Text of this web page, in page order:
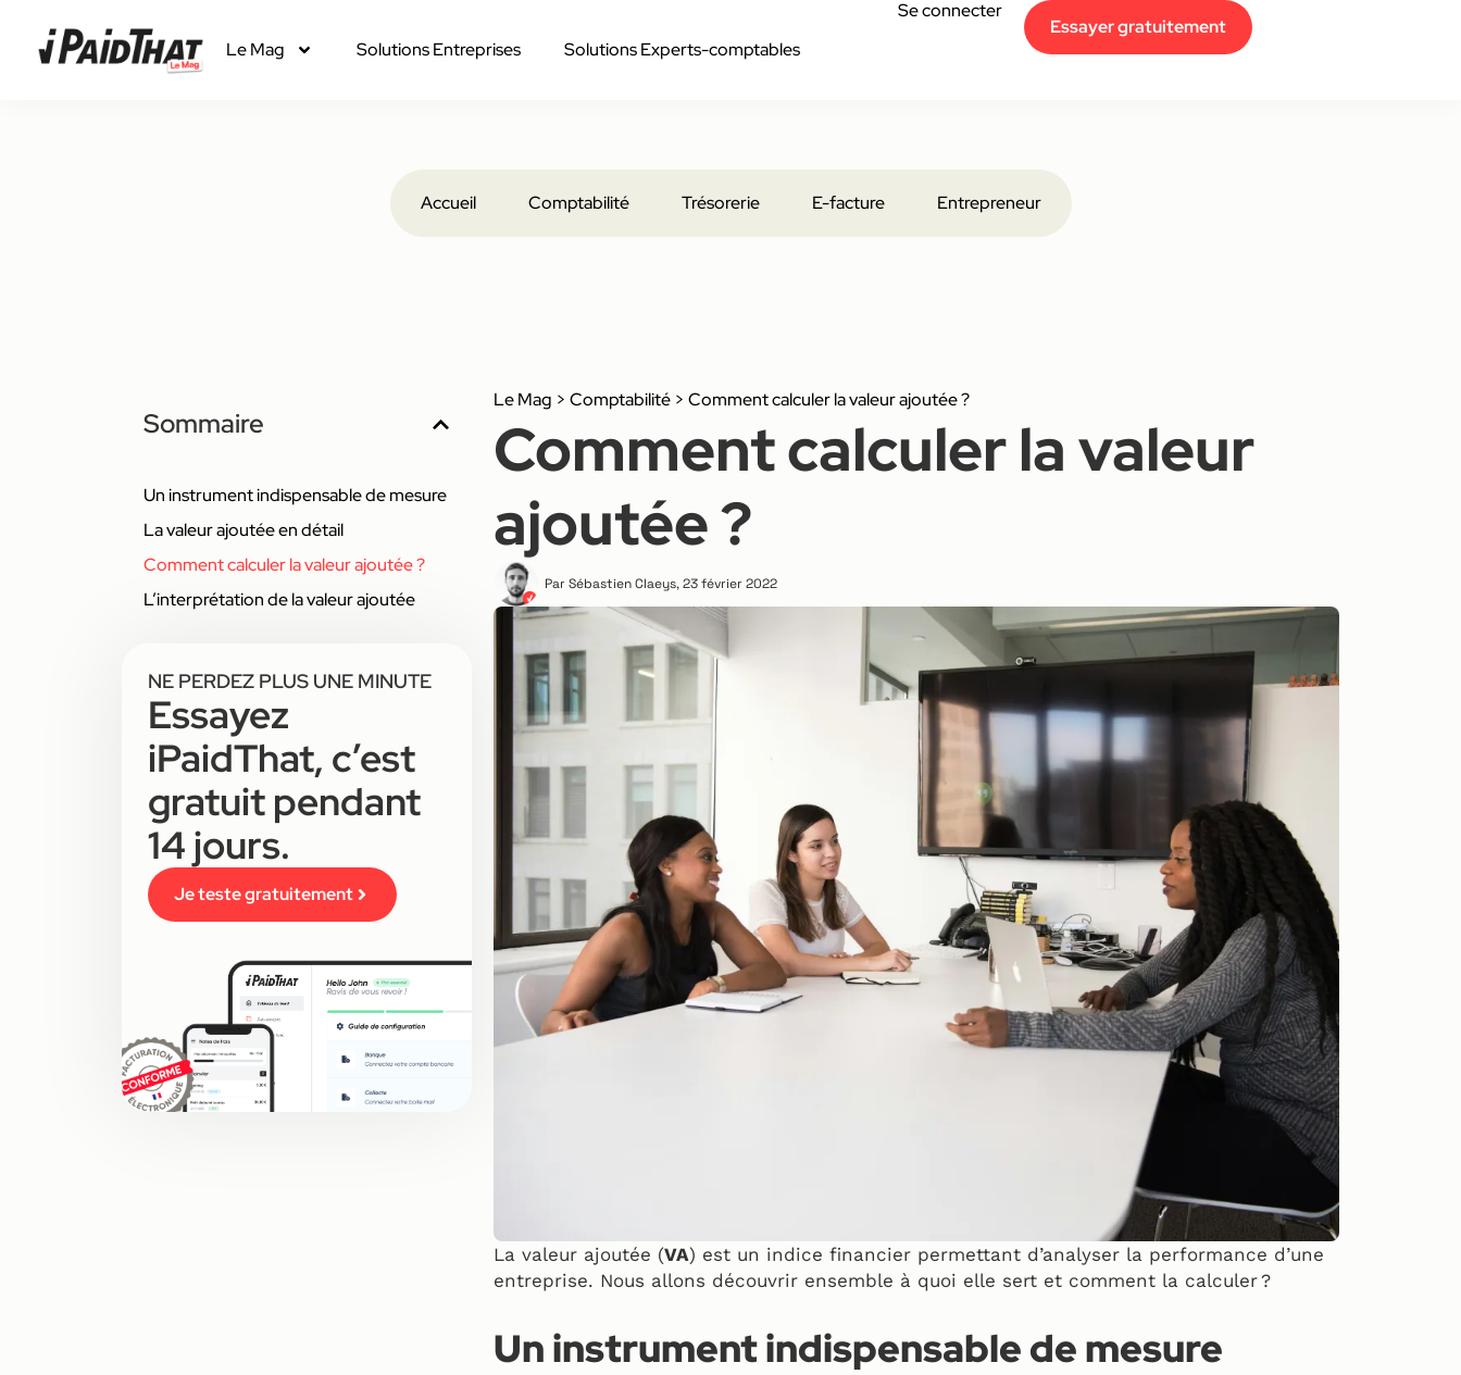
Le Mag Solutions Entreprises Solutions Experts-comptables
Se connecter
Essayer gratuitement
Accueil Comptabilité Trésorerie E-facture Entrepreneur
Sommaire
Un instrument indispensable de mesure
La valeur ajoutée en détail
Comment calculer la valeur ajoutée ?
L’interprétation de la valeur ajoutée
NE PERDEZ PLUS UNE MINUTE
Essayez
iPaidThat, c’est
gratuit pendant
14 jours.
Je teste gratuitement
Le Mag > Comptabilité > Comment calculer la valeur ajoutée ?
Comment calculer la valeur
ajoutée ?
Par Sébastien Claeys,23 février 2022
La valeur ajoutée (VA) est un indice financier permettant d’analyser la performance d’une
entreprise. Nous allons découvrir ensemble à quoi elle sert et comment la calculer ?
Un instrument indispensable de mesure